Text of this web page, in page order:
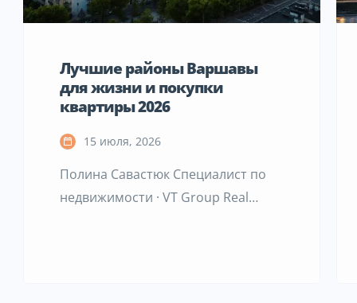
Лучшие районы Варшавы
для жизни и покупки
квартиры 2026
15 июля, 2026
Полина Савастюк Специалист по
недвижимости · VT Group Real